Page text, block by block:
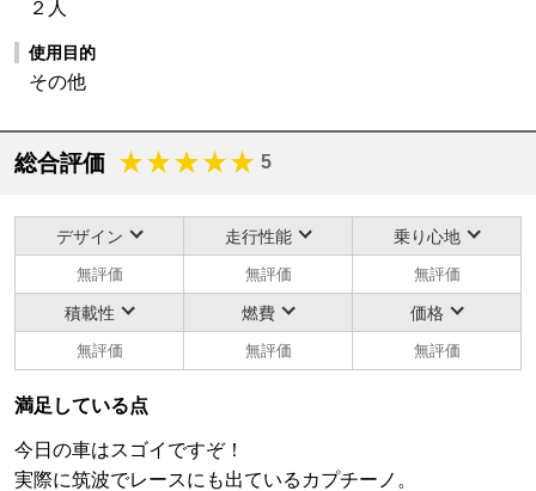
２人
使用目的
その他
総合評価 5
デザイン 走行性能 乗り心地
無評価 無評価 無評価
積載性 燃費 価格
無評価 無評価 無評価
満足している点
今日の車はスゴイですぞ！
実際に筑波でレースにも出ているカプチーノ。